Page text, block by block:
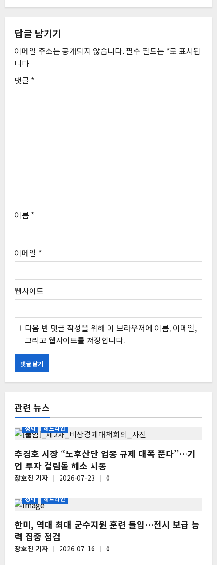
이
션
답글 남기기
이메일 주소는 공개되지 않습니다. 필수 필드는 *로 표시됩
니다
댓글 *
이름 *
이메일 *
웹사이트
다음 번 댓글 작성을 위해 이 브라우저에 이름, 이메일,
그리고 웹사이트를 저장합니다.
관련 뉴스
정치 헤드라인
추경호 시장 “노후산단 업종 규제 대폭 푼다”…기
업 투자 걸림돌 해소 시동
장호진 기자 2026-07-23 0
정치 헤드라인
한미, 역대 최대 군수지원 훈련 돌입…전시 보급 능
력 집중 점검
장호진 기자 2026-07-16 0